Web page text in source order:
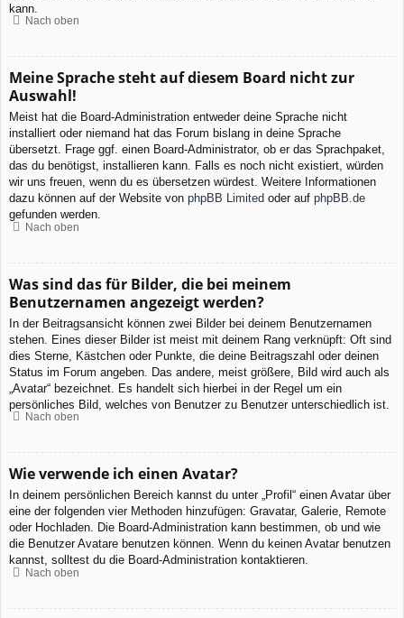
kann.
Nach oben
Meine Sprache steht auf diesem Board nicht zur
Auswahl!
Meist hat die Board-Administration entweder deine Sprache nicht
installiert oder niemand hat das Forum bislang in deine Sprache
übersetzt. Frage ggf. einen Board-Administrator, ob er das Sprachpaket,
das du benötigst, installieren kann. Falls es noch nicht existiert, würden
wir uns freuen, wenn du es übersetzen würdest. Weitere Informationen
dazu können auf der Website von phpBB Limited oder auf phpBB.de
gefunden werden.
Nach oben
Was sind das für Bilder, die bei meinem
Benutzernamen angezeigt werden?
In der Beitragsansicht können zwei Bilder bei deinem Benutzernamen
stehen. Eines dieser Bilder ist meist mit deinem Rang verknüpft: Oft sind
dies Sterne, Kästchen oder Punkte, die deine Beitragszahl oder deinen
Status im Forum angeben. Das andere, meist größere, Bild wird auch als
„Avatar“ bezeichnet. Es handelt sich hierbei in der Regel um ein
persönliches Bild, welches von Benutzer zu Benutzer unterschiedlich ist.
Nach oben
Wie verwende ich einen Avatar?
In deinem persönlichen Bereich kannst du unter „Profil“ einen Avatar über
eine der folgenden vier Methoden hinzufügen: Gravatar, Galerie, Remote
oder Hochladen. Die Board-Administration kann bestimmen, ob und wie
die Benutzer Avatare benutzen können. Wenn du keinen Avatar benutzen
kannst, solltest du die Board-Administration kontaktieren.
Nach oben